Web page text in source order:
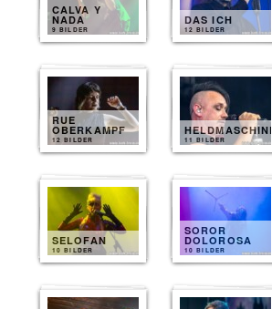
CALVA Y
NADA
9 BILDER
DAS ICH
12 BILDER
RUE
OBERKAMPF
12 BILDER
HELDMASCHINE
11 BILDER
SELOFAN
10 BILDER
SOROR
DOLOROSA
10 BILDER